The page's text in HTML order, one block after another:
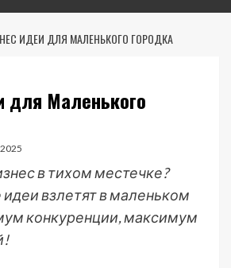
ИДЕИ ДЛЯ МАЛЕНЬКОГО ГОРОДКА
для Маленького
в тихом местечке?
идеи взлетят в маленьком
конкуренции, максимум